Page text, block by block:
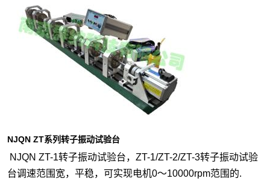
NJQN ZT系列转子振动试验台
NJQN ZT-1转子振动试验台，ZT-1/ZT-2/ZT-3转子振动试验
台调速范围宽，平稳，可实现电机0～10000rpm范围的.